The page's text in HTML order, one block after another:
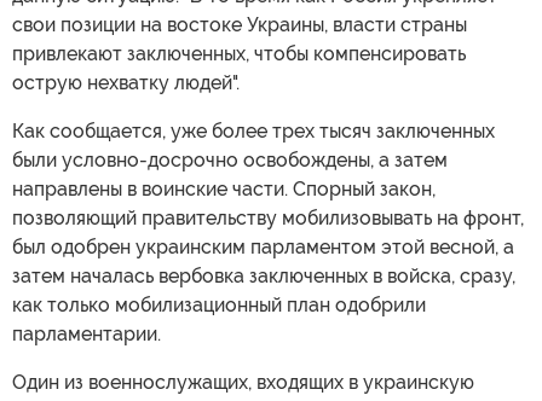
свои позиции на востоке Украины, власти страны
привлекают заключенных, чтобы компенсировать
острую нехватку людей".
Как сообщается, уже более трех тысяч заключенных
были условно-досрочно освобождены, а затем
направлены в воинские части. Спорный закон,
позволяющий правительству мобилизовывать на фронт,
был одобрен украинским парламентом этой весной, а
затем началась вербовка заключенных в войска, сразу,
как только мобилизационный план одобрили
парламентарии.
Один из военнослужащих, входящих в украинскую